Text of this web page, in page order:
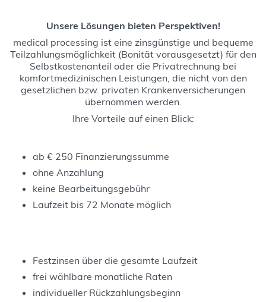
Unsere Lösungen bieten Perspektiven!
medical processing ist eine zinsgünstige und bequeme
Teilzahlungsmöglichkeit (Bonität vorausgesetzt) für den
Selbstkostenanteil oder die Privatrechnung bei
komfortmedizinischen Leistungen, die nicht von den
gesetzlichen bzw. privaten Krankenversicherungen
übernommen werden.
Ihre Vorteile auf einen Blick:
ab € 250 Finanzierungssumme
ohne Anzahlung
keine Bearbeitungsgebühr
Laufzeit bis 72 Monate möglich
Festzinsen über die gesamte Laufzeit
frei wählbare monatliche Raten
individueller Rückzahlungsbeginn